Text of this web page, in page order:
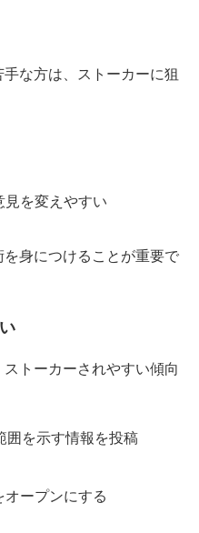
な方は、ストーカーに狙
見を変えやすい
身につけることが重要で
トーカーされやすい傾向
囲を示す情報を投稿
ープンにする